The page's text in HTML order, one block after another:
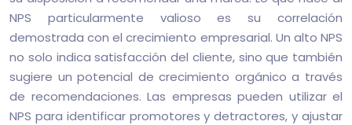
NPS particularmente valioso es su correlación
demostrada con el crecimiento empresarial. Un alto NPS
no solo indica satisfacción del cliente, sino que también
sugiere un potencial de crecimiento orgánico a través
de recomendaciones. Las empresas pueden utilizar el
NPS para identificar promotores y detractores, y ajustar